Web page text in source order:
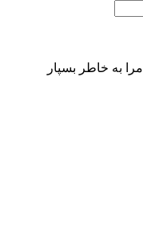
مرا به خاطر بسپار